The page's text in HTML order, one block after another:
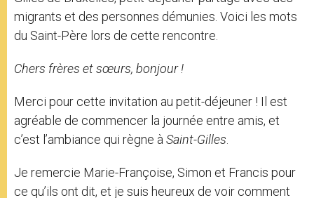
migrants et des personnes démunies. Voici les mots
du Saint-Père lors de cette rencontre.
Chers frères et sœurs, bonjour !
Merci pour cette invitation au petit-déjeuner ! Il est
agréable de commencer la journée entre amis, et
c’est l’ambiance qui règne à Saint-Gilles
Je remercie Marie-Françoise, Simon et Francis pour
ce qu’ils ont dit, et je suis heureux de voir comment